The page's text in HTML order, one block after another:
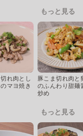
もっと見る
れ肉とし
マヨ焼き
豚こま切れ肉と
のふんわり甜麺
炒め
もっと見る